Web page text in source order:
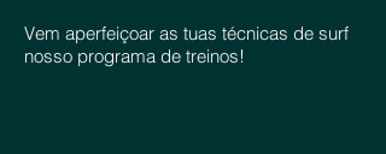
Vem aperfeiçoar as tuas técnicas de surf
nosso programa de treinos!